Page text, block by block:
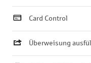
Card Control
Überweisung